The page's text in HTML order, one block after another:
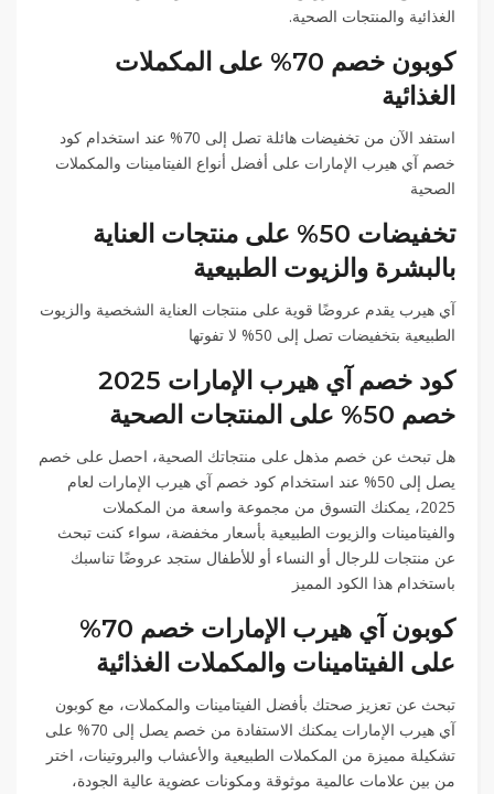
الغذائية والمنتجات الصحية.
كوبون خصم 70% على المكملات
الغذائية
استفد الآن من تخفيضات هائلة تصل إلى 70% عند استخدام كود
خصم آي هيرب الإمارات على أفضل أنواع الفيتامينات والمكملات
الصحية
تخفيضات 50% على منتجات العناية
بالبشرة والزيوت الطبيعية
آي هيرب يقدم عروضًا قوية على منتجات العناية الشخصية والزيوت
الطبيعية بتخفيضات تصل إلى 50% لا تفوتها
كود خصم آي هيرب الإمارات 2025
خصم 50% على المنتجات الصحية
هل تبحث عن خصم مذهل على منتجاتك الصحية، احصل على خصم
يصل إلى 50% عند استخدام كود خصم آي هيرب الإمارات لعام
2025، يمكنك التسوق من مجموعة واسعة من المكملات
والفيتامينات والزيوت الطبيعية بأسعار مخفضة، سواء كنت تبحث
عن منتجات للرجال أو النساء أو للأطفال ستجد عروضًا تناسبك
باستخدام هذا الكود المميز
كوبون آي هيرب الإمارات خصم 70%
على الفيتامينات والمكملات الغذائية
تبحث عن تعزيز صحتك بأفضل الفيتامينات والمكملات، مع كوبون
آي هيرب الإمارات يمكنك الاستفادة من خصم يصل إلى 70% على
تشكيلة مميزة من المكملات الطبيعية والأعشاب والبروتينات، اختر
من بين علامات عالمية موثوقة ومكونات عضوية عالية الجودة،